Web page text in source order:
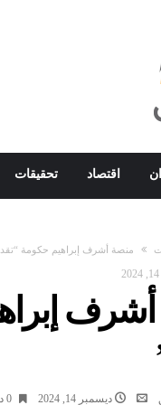
اقتصاد تحقيقات
منصة أشرف إبراهيم حكومة
ديسمبر 14, 2024 0 ‫دقائق‬